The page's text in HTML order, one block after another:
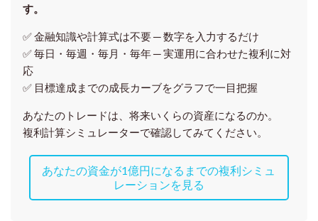
す。
✅ 金融知識や計算式は不要 ─ 数字を入力するだけ
✅ 毎日・毎週・毎月・毎年 ─ 実運用に合わせた複利に対
応
✅ 目標達成までの成長カーブをグラフで一目把握
あなたのトレードは、将来いくらの資産になるのか。
複利計算シミュレーターで確認してみてください。
あなたの資金が1億円になるまでの複利シミュ
レーションを見る